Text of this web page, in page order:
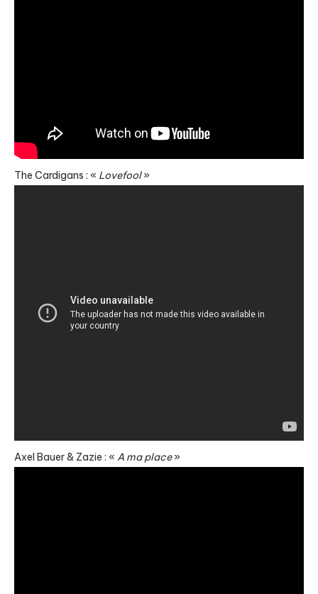
The Cardigans : « Lovefool»
Axel Bauer & Zazie : « A ma place»